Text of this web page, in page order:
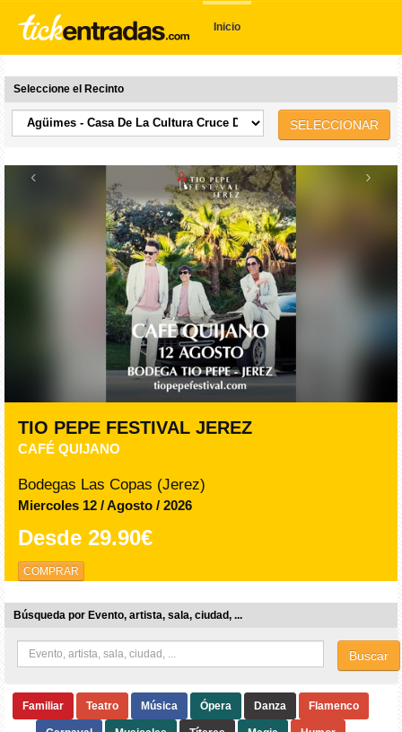
Inicio
Seleccione el Recinto
SELECCIONAR
‹ ›
TIO PEPE FESTIVAL JEREZ
CAFÉ QUIJANO
Bodegas Las Copas (Jerez)
Miercoles 12 / Agosto / 2026
Desde 29.90€
COMPRAR
Búsqueda por Evento, artista, sala, ciudad, ...
Buscar
Familiar Teatro Música Ópera Danza Flamenco